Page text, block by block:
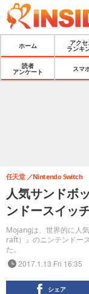
ホーム
アクセ
ランキ
読者
アンケート
スマ
人気サンドボ
ンドースイッ
Mojangは、世界的に人
raft）』のニンテンドー
た。
任天堂 Nintendo Switch
2017.1.13 Fri 16:35
シェア